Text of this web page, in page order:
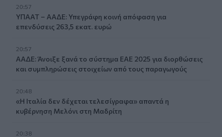
20:57
ΥΠΑΑΤ – ΑΑΔΕ: Υπεγράφη κοινή απόφαση για
επενδύσεις 263,5 εκατ. ευρώ
20:57
ΑΑΔΕ: Άνοιξε ξανά το σύστημα ΕΑΕ 2025 για διορθώσεις
και συμπληρώσεις στοιχείων από τους παραγωγούς
20:48
«Η Ιταλία δεν δέχεται τελεσίγραφα» απαντά η
κυβέρνηση Μελόνι στη Μαδρίτη
20:38